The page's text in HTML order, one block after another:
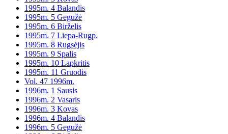
1995m. 4 Balandis
1995m. 5 Gegužė
1995m. 6 Birželis
1995m. 7 Liepa-Rugp.
1995m. 8 Rugsėjis
1995m. 9 Spalis
1995m. 10 Lapkritis
1995m. 11 Gruodis
Vol. 47 1996m.
1996m. 1 Sausis
1996m. 2 Vasaris
1996m. 3 Kovas
1996m. 4 Balandis
1996m. 5 Gegužė